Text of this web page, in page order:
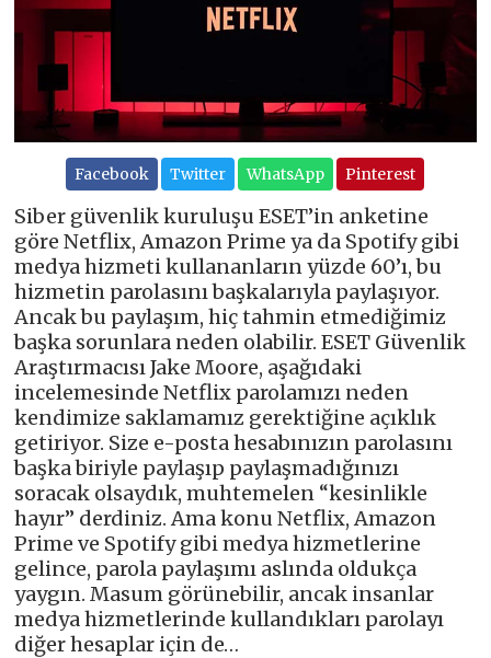
Facebook Twitter WhatsApp Pinterest
Siber güvenlik kuruluşu ESET’in anketine
göre Netflix, Amazon Prime ya da Spotify gibi
medya hizmeti kullananların yüzde 60’ı, bu
hizmetin parolasını başkalarıyla paylaşıyor.
Ancak bu paylaşım, hiç tahmin etmediğimiz
başka sorunlara neden olabilir. ESET Güvenlik
Araştırmacısı Jake Moore, aşağıdaki
incelemesinde Netflix parolamızı neden
kendimize saklamamız gerektiğine açıklık
getiriyor. Size e-posta hesabınızın parolasını
başka biriyle paylaşıp paylaşmadığınızı
soracak olsaydık, muhtemelen “kesinlikle
hayır” derdiniz. Ama konu Netflix, Amazon
Prime ve Spotify gibi medya hizmetlerine
gelince, parola paylaşımı aslında oldukça
yaygın. Masum görünebilir, ancak insanlar
medya hizmetlerinde kullandıkları parolayı
diğer hesaplar için de…